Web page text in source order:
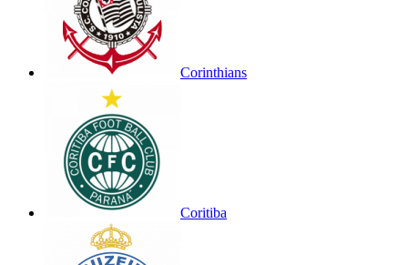
Corinthians
Coritiba